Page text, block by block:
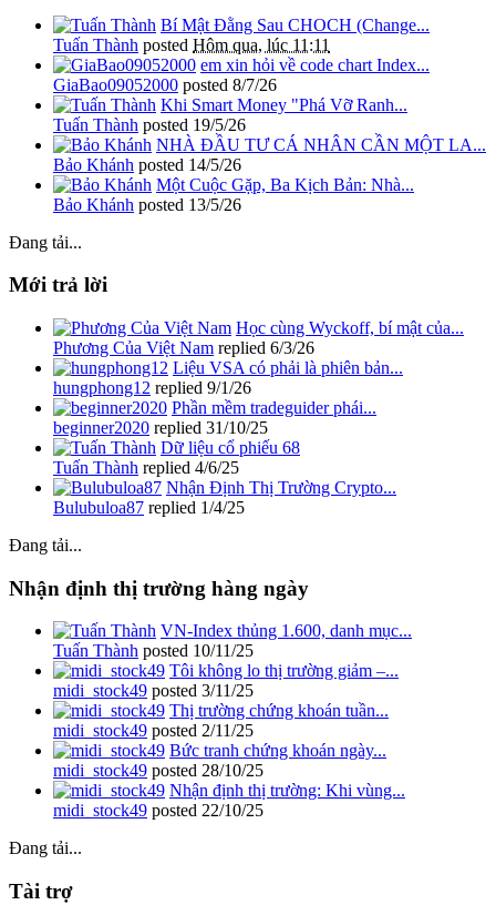
Bí Mật Đằng Sau CHOCH (Change...
Tuấn Thành posted Hôm qua, lúc 11:11
em xin hỏi về code chart Index...
GiaBao09052000 posted 8/7/26
Khi Smart Money "Phá Vỡ Ranh...
Tuấn Thành posted 19/5/26
NHÀ ĐẦU TƯ CÁ NHÂN CẦN MỘT LA...
Bảo Khánh posted 14/5/26
Một Cuộc Gặp, Ba Kịch Bản: Nhà...
Bảo Khánh posted 13/5/26
Đang tải...
Mới trả lời
Học cùng Wyckoff, bí mật của...
Phương Của Việt Nam replied 6/3/26
Liệu VSA có phải là phiên bản...
hungphong12 replied 9/1/26
Phần mềm tradeguider phái...
beginner2020 replied 31/10/25
Dữ liệu cổ phiếu 68
Tuấn Thành replied 4/6/25
Nhận Định Thị Trường Crypto...
Bulubuloa87 replied 1/4/25
Đang tải...
Nhận định thị trường hàng ngày
VN-Index thủng 1.600, danh mục...
Tuấn Thành posted 10/11/25
Tôi không lo thị trường giảm –...
midi_stock49 posted 3/11/25
Thị trường chứng khoán tuần...
midi_stock49 posted 2/11/25
Bức tranh chứng khoán ngày...
midi_stock49 posted 28/10/25
Nhận định thị trường: Khi vùng...
midi_stock49 posted 22/10/25
Đang tải...
Tài trợ